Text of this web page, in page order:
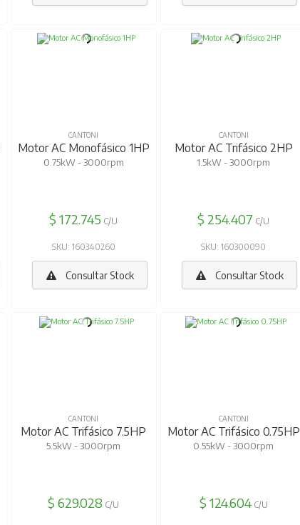
CANTONI
Motor AC Monofásico 1HP
0.75kW - 3000rpm
$ 172.745 C/U
SKU: 160340260
Consultar Stock
CANTONI
Motor AC Trifásico 2HP
1.5kW - 3000rpm
$ 254.407 C/U
SKU: 160300090
Consultar Stock
CANTONI
Motor AC Trifásico 7.5HP
5.5kW - 3000rpm
$ 629.028 C/U
CANTONI
Motor AC Trifásico 0.75HP
0.55kW - 3000rpm
$ 124.604C/U